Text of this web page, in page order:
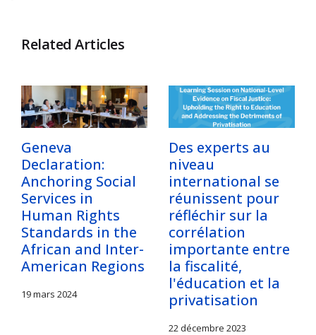
Related Articles
Geneva
Declaration:
Anchoring Social
Services in
Human Rights
Standards in the
African and Inter-
American Regions
19 mars 2024
Des experts au
niveau
international se
réunissent pour
réfléchir sur la
corrélation
importante entre
la fiscalité,
l'éducation et la
privatisation
22 décembre 2023